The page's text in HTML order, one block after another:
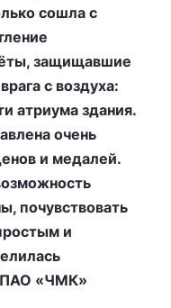
сошла с
защищавшие
с воздуха:
атриума здания.
очень
и медалей.
почувствовать
и
ПАО «ЧМК»